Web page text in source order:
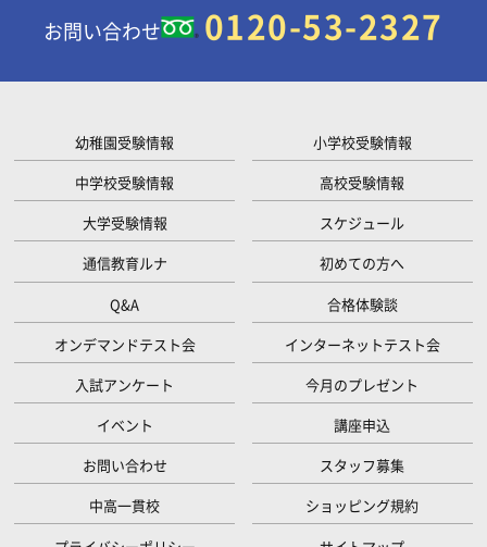
お問い合わせ 0120-53-2327
幼稚園受験情報
小学校受験情報
中学校受験情報
高校受験情報
大学受験情報
スケジュール
通信教育ルナ
初めての方へ
Q&A
合格体験談
オンデマンドテスト会
インターネットテスト会
入試アンケート
今月のプレゼント
イベント
講座申込
お問い合わせ
スタッフ募集
中高一貫校
ショッピング規約